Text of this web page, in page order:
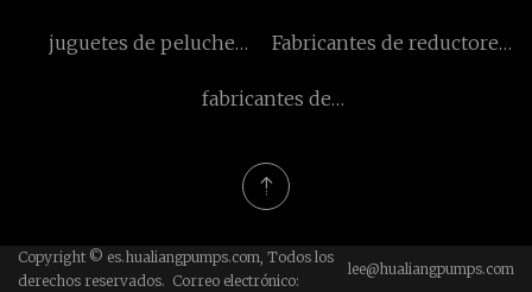
juguetes de peluche
Fabricantes de reductores
fabricantes de
Copyright © es.hualiangpumps.com, Todos los
derechos reservados. Correo electrónico:
lee@hualiangpumps.com